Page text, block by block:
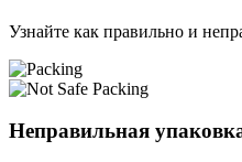
Узнайте как правильно и
Неправильная